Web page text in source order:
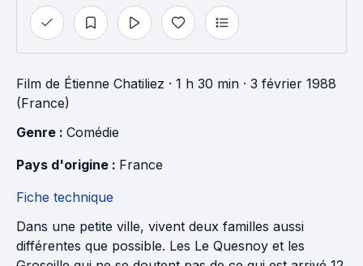
Film de Étienne Chatiliez · 1 h 30 min · 3 février 1988
(France)
Genre : Comédie
Pays d'origine : France
Fiche technique
Dans une petite ville, vivent deux familles aussi
différentes que possible. Les Le Quesnoy et les